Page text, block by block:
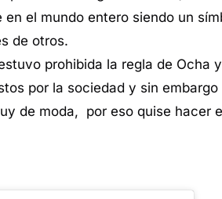
el mundo entero siendo un
de otros.
prohibida la regla de Ocha
por la sociedad y sin
de moda, por eso quise hacer